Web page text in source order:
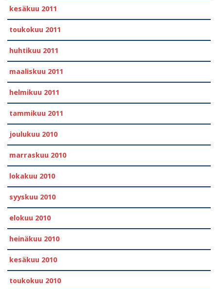
kesäkuu 2011
toukokuu 2011
huhtikuu 2011
maaliskuu 2011
helmikuu 2011
tammikuu 2011
joulukuu 2010
marraskuu 2010
lokakuu 2010
syyskuu 2010
elokuu 2010
heinäkuu 2010
kesäkuu 2010
toukokuu 2010